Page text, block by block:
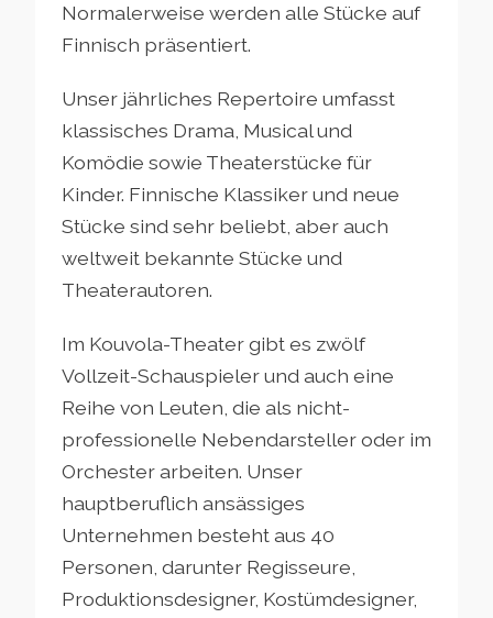
Normalerweise werden alle Stücke auf
Finnisch präsentiert.
Unser jährliches Repertoire umfasst
klassisches Drama, Musical und
Komödie sowie Theaterstücke für
Kinder. Finnische Klassiker und neue
Stücke sind sehr beliebt, aber auch
weltweit bekannte Stücke und
Theaterautoren.
Im Kouvola-Theater gibt es zwölf
Vollzeit-Schauspieler und auch eine
Reihe von Leuten, die als nicht-
professionelle Nebendarsteller oder im
Orchester arbeiten. Unser
hauptberuflich ansässiges
Unternehmen besteht aus 40
Personen, darunter Regisseure,
Produktionsdesigner, Kostümdesigner,